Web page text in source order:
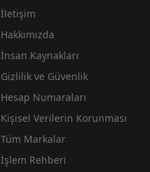
İletişim
Hakkımızda
İnsan Kaynakları
Gizlilik ve Güvenlik
Hesap Numaraları
Kişisel Verilerin Korunması
Tüm Markalar
İşlem Rehberi